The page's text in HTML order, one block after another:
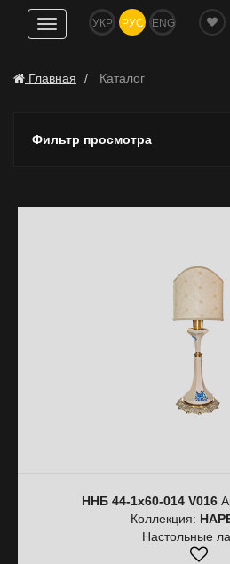
Показать
навигацию
УКР РУС ENG
Главная Каталог
Фильтр просмотра
ННБ 44-1х60-014 V016
Коллекция:
Настольные